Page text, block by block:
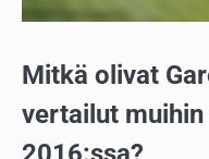
Mitkä olivat
vertailut muihin